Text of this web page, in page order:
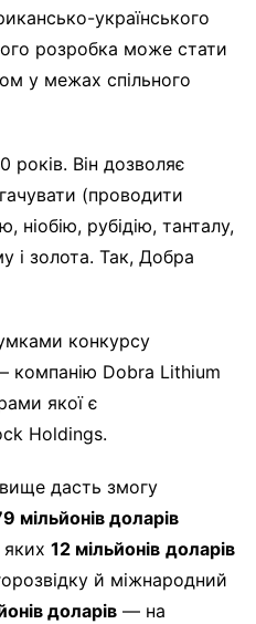
українського
розробка може стати
у межах спільного
років. Він дозволяє
(проводити
ніобію, рубідію, танталу,
і золота. Так, Добра
конкурсу
компанію Dobra Lithium
якої є
Holdings.
дасть змогу
мільйонів доларів
яких 12 мільйонів доларів
й міжнародний
доларів — на